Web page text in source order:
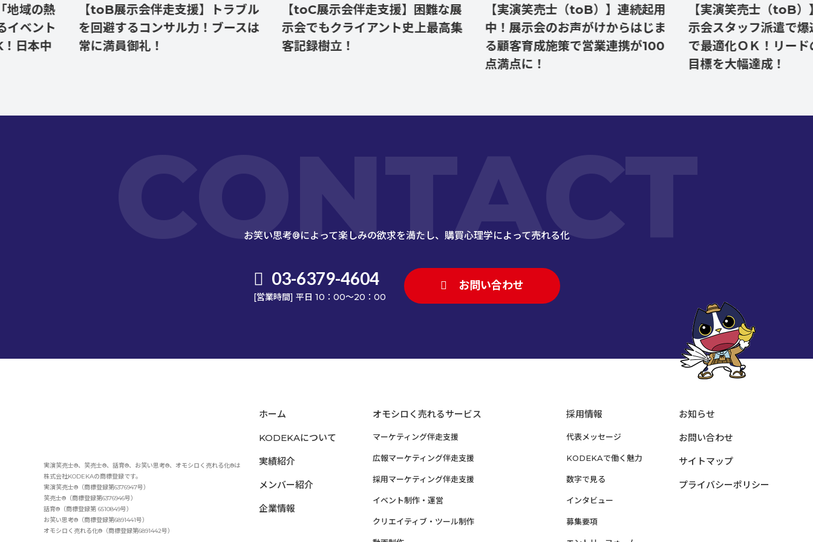
熱
ント
中
【toB展示会伴走支援】トラブル
を回避するコンサル力！ブースは
常に満員御礼！
【toC展示会伴走支援】困難な展
示会でもクライアント史上最高集
客記録樹立！
【実演笑売士（toB）】連続起用
中！展示会のお声がけからはじま
る顧客育成施策で営業連携が100
点満点に！
【実演笑売士（toB）】毎
示会スタッフ派遣で爆速Ｐ
で最適化ＯＫ！リードの数
目標を大幅達成！
CONTACT
お笑い思考®によって楽しみの欲求を満たし、 購買心理学によって売れる化
03-6379-4604
[営業時間] 平日 10：00～20：00
お問い合わせ
実演笑売士®、笑売士®、話育®、お笑い思考®、オモシロく売れる化®は
株式会社KODEKAの商標登録です。
実演笑売士®（商標登録第6376947号）
笑売士®（商標登録第6376946号）
話育®（商標登録第 6510849号）
お笑い思考®（商標登録第6891441号）
オモシロく売れる化®（商標登録第6891442号）
ホーム
KODEKAについて
実績紹介
メンバー紹介
企業情報
オモシロく売れるサービス
マーケティング伴走支援
広報マーケティング伴走支援
採用マーケティング伴走支援
イベント制作・運営
クリエイティブ・ツール制作
採用情報
代表メッセージ
KODEKAで働く魅力
数字で見る
インタビュー
募集要項
お知らせ
お問い合わせ
サイトマップ
プライバシーポリシー